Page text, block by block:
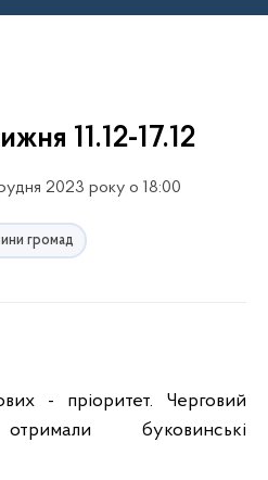
11.12-17.12
2023 року о 18:00
громад
- пріоритет. Черговий
буковинські